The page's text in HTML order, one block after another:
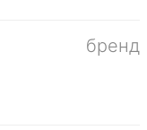
бренд